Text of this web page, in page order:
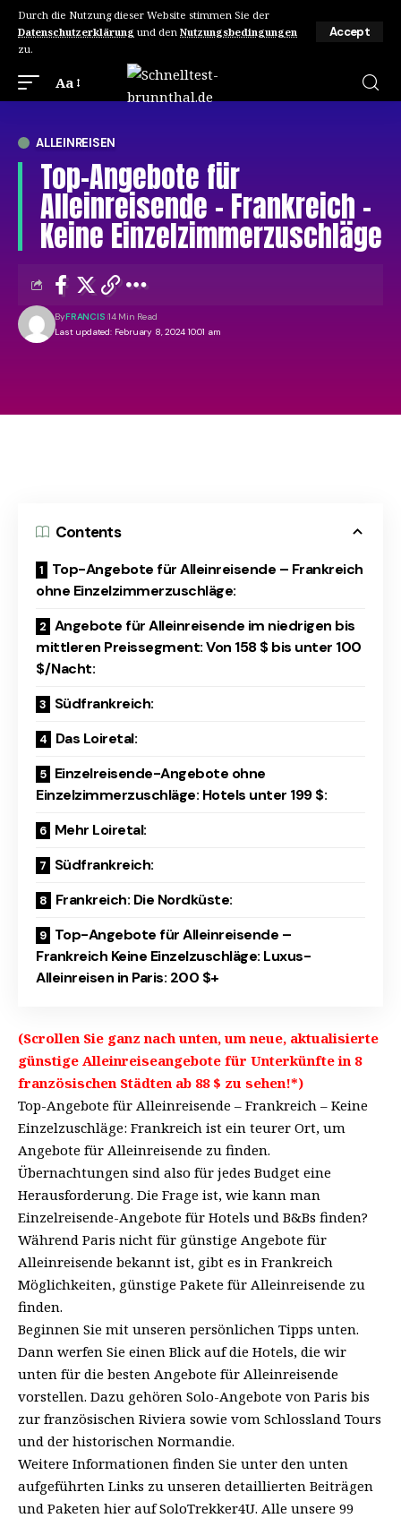
Durch die Nutzung dieser Website stimmen Sie der
Datenschutzerklärung und den Nutzungsbedingungen
zu.
Accept
Aa
ALLEINREISEN
Top-Angebote für
Alleinreisende – Frankreich –
Keine Einzelzimmerzuschläge
Last updated: February 8, 2024 10:01 am
ByFRANCIS 14 Min Read
Contents
Top-Angebote für Alleinreisende – Frankreich
ohne Einzelzimmerzuschläge:
Angebote für Alleinreisende im niedrigen bis
mittleren Preissegment: Von 158 $ bis unter 100
$/Nacht:
Südfrankreich:
Das Loiretal:
Einzelreisende-Angebote ohne
Einzelzimmerzuschläge: Hotels unter 199 $:
Mehr Loiretal:
Südfrankreich:
Frankreich: Die Nordküste:
Top-Angebote für Alleinreisende –
Frankreich Keine Einzelzuschläge: Luxus-
Alleinreisen in Paris: 200 $+
(Scrollen Sie ganz nach unten, um neue, aktualisierte
günstige Alleinreiseangebote für Unterkünfte in 8
französischen Städten ab 88 $ zu sehen!*)
Top-Angebote für Alleinreisende – Frankreich – Keine
Einzelzuschläge: Frankreich ist ein teurer Ort, um
Angebote für Alleinreisende zu finden.
Übernachtungen sind also für jedes Budget eine
Herausforderung. Die Frage ist, wie kann man
Einzelreisende-Angebote für Hotels und B&Bs finden?
Während Paris nicht für günstige Angebote für
Alleinreisende bekannt ist, gibt es in Frankreich
Möglichkeiten, günstige Pakete für Alleinreisende zu
finden.
Beginnen Sie mit unseren persönlichen Tipps unten.
Dann werfen Sie einen Blick auf die Hotels, die wir
unten für die besten Angebote für Alleinreisende
vorstellen. Dazu gehören Solo-Angebote von Paris bis
zur französischen Riviera sowie vom Schlossland Tours
und der historischen Normandie.
Weitere Informationen finden Sie unter den unten
aufgeführten Links zu unseren detaillierten Beiträgen
und Paketen hier auf SoloTrekker4U. Alle unsere 99